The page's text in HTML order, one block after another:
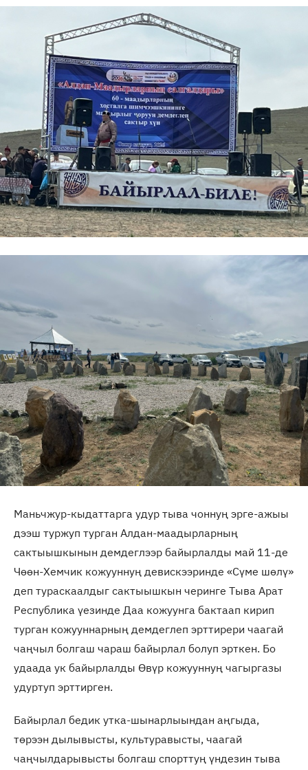
Маньчжур-кыдаттарга удур тыва чоннуң эрге-ажыы
дээш туржуп турган Алдан-маадырларның
сактыышкынын демдеглээр байырлалды май 11-де
Чөөн-Хемчик кожууннуң девискээринде «Сүме шөлү»
деп тураскаалдыг сактыышкын черинге Тыва Арат
Республика үезинде Даа кожуунга бактаап кирип
турган кожууннарның демдеглеп эрттирери чаагай
чаңчыл болгаш чараш байырлал болуп эрткен. Бо
удаада ук байырлалды Өвүр кожууннуң чагыргазы
удуртуп эрттирген.
Байырлал бедик утка-шынарлыындан аңгыда,
төрээн дылывысты, культуравысты, чаагай
чаңчылдарывысты болгаш спорттуң үндезин тыва